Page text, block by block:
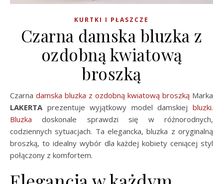
KURTKI I PŁASZCZE
Czarna damska bluzka z
ozdobną kwiatową
broszką
Czarna damska bluzka z ozdobną kwiatową broszką Marka
LAKERTAprezentuje wyjątkowy model damskiej bluzki.
Bluzka doskonale sprawdzi się w różnorodnych,
codziennych sytuacjach. Ta elegancka, bluzka z oryginalną
broszką, to idealny wybór dla każdej kobiety ceniącej styl
połączony z komfortem.